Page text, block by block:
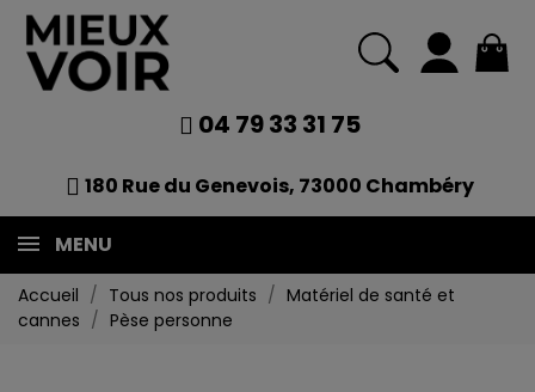
04 79 33 31 75
180 Rue du Genevois, 73000 Chambéry
MENU
Accueil Tous nos produits
Matériel de santé et
cannes
Pèse personne